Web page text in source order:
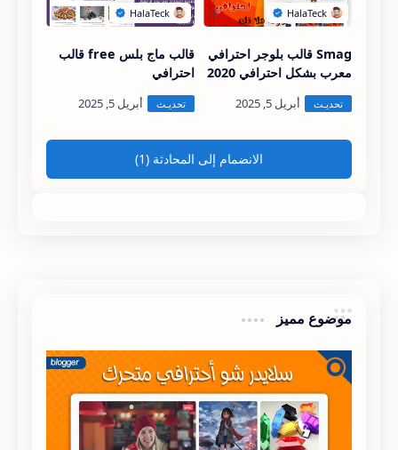
Smag قالب بلوجر احترافي
معرب بشكل احترافي 2020
قالب ماج بلس free قالب
احترافي
الانضمام إلى المحادثة (1)
موضوع مميز